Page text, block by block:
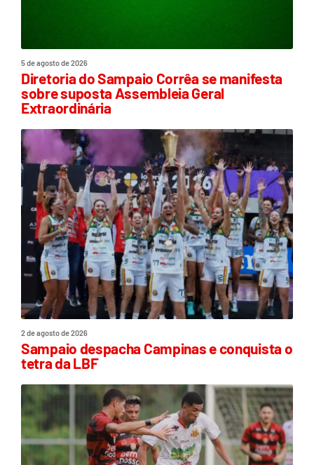
5 de agosto de 2026
Diretoria do Sampaio Corrêa se manifesta
sobre suposta Assembleia Geral
Extraordinária
2 de agosto de 2026
Sampaio despacha Campinas e conquista o
tetra da LBF